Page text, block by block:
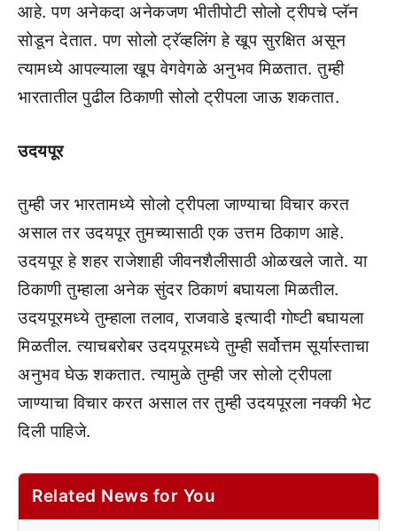
आहे. पण अनेकदा अनेकजण भीतीपोटी सोलो ट्रीपचे प्लॅन
सोडून देतात. पण सोलो ट्रॅव्हलिंग हे खूप सुरक्षित असून
त्यामध्ये आपल्याला खूप वेगवेगळे अनुभव मिळतात. तुम्ही
भारतातील पुढील ठिकाणी सोलो ट्रीपला जाऊ शकतात.
उदयपूर
तुम्ही जर भारतामध्ये सोलो ट्रीपला जाण्याचा विचार करत
असाल तर उदयपूर तुमच्यासाठी एक उत्तम ठिकाण आहे.
उदयपूर हे शहर राजेशाही जीवनशैलीसाठी ओळखले जाते. या
ठिकाणी तुम्हाला अनेक सुंदर ठिकाणं बघायला मिळतील.
उदयपूरमध्ये तुम्हाला तलाव, राजवाडे इत्यादी गोष्टी बघायला
मिळतील. त्याचबरोबर उदयपूरमध्ये तुम्ही सर्वोत्तम सूर्यास्ताचा
अनुभव घेऊ शकतात. त्यामुळे तुम्ही जर सोलो ट्रीपला
जाण्याचा विचार करत असाल तर तुम्ही उदयपूरला नक्की भेट
दिली पाहिजे.
Related News for You